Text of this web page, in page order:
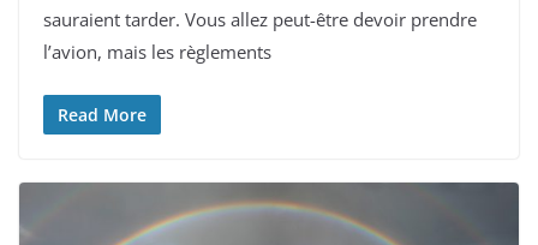
sauraient tarder. Vous allez peut-être devoir prendre
l’avion, mais les règlements
Read More